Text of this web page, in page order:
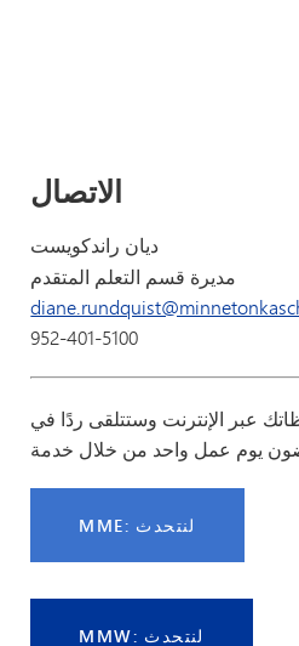
الاتصال
ديان راندكويست
مديرة قسم التعلم المتقدم
952-401-5100
عبر الإنترنت وستتلقى ردًا في
MME: لنتحدث
MMW: لنتحدث